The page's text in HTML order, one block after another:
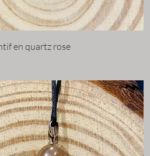
en quartz rose